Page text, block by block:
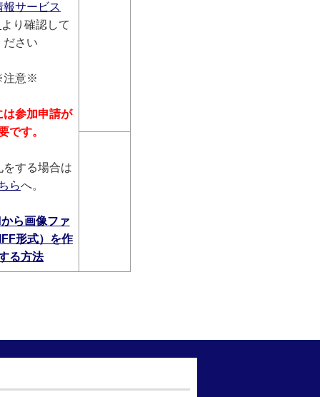
報サービス
より確認して
ださい
意※
は参加申請が
です。
をする場合は
らへ。
から画像ファ
形式）を作
る方法